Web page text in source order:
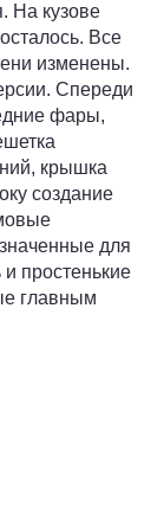
На кузове
Все
изменены.
Спереди
фары,
крышка
создание
для
простенькие
главным